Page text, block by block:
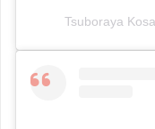
Tsuboraya